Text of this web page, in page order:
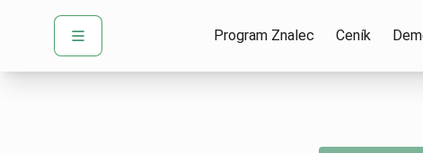
Program Znalec Ceník